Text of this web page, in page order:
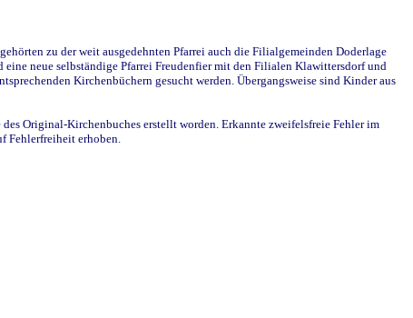
zu der weit ausgedehnten Pfarrei auch die Filialgemeinden Doderlage
neue selbständige Pfarrei Freudenfier mit den Filialen Klawittersdorf und
Kirchenbüchern gesucht werden. Übergangsweise sind Kinder aus
Original-Kirchenbuches erstellt worden. Erkannte zweifelsfreie Fehler im
Fehlerfreiheit erhoben.